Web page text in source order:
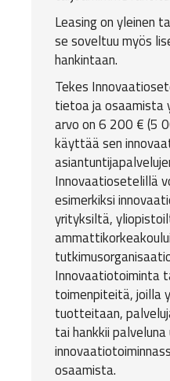
Leasing on yleinen
se soveltuu myös
hankintaan.
Tekes
tietoa ja osaamista
arvo on 6 200 € (5
käyttää sen
Innovaatiosetelillä
esimerkiksi
yrityksiltä,
Innovaatiotoiminta
toimenpiteitä, joilla
tuotteitaan,
tai hankkii
osaamista.